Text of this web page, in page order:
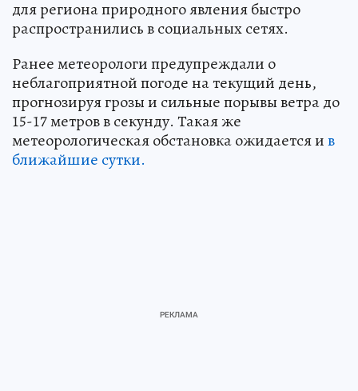
для региона природного явления быстро
распространились в социальных сетях.
Ранее метеорологи предупреждали о
неблагоприятной погоде на текущий день,
прогнозируя грозы и сильные порывы ветра до
15-17 метров в секунду. Такая же
метеорологическая обстановка ожидается ив
ближайшие сутки.